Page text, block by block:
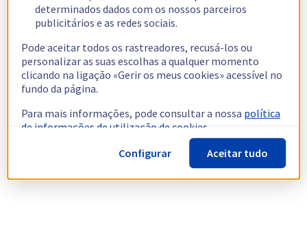
determinados dados com os nossos parceiros
publicitários e as redes sociais.
Pode aceitar todos os rastreadores, recusá-los ou
personalizar as suas escolhas a qualquer momento
clicando na ligação «Gerir os meus cookies» acessível no
fundo da página.
Para mais informações, pode consultar a nossa política
de informações de utilização de cookies.
Configurar
Aceitar tudo